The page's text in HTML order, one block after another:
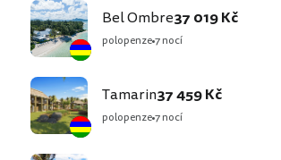
Bel Ombre37 019 Kč
polopenze7 nocí
Tamarin37 459 Kč
polopenze7 nocí